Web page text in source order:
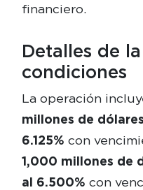
financiero.
Detalles de
condiciones
La operación
millones de
6.125% con
1,000 millones de
al 6.500% con